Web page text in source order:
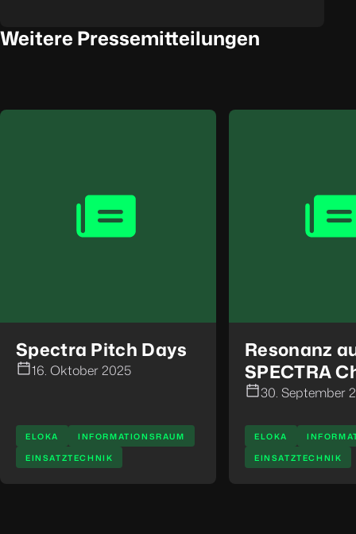
Weitere Pressemitteilungen
Spectra Pitch Days
16. Oktober 2025
ELOKA
INFORMATIONSRAUM
EINSATZTECHNIK
Resonanz
SPECTRA
30. September
ELOKA
EINSATZTECHNIK